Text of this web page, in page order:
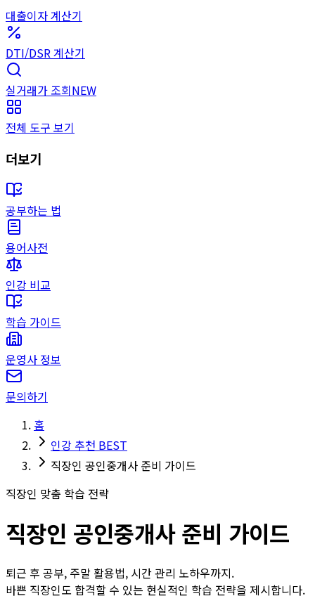
대출이자 계산기
DTI/DSR 계산기
실거래가 조회NEW
전체 도구 보기
더보기
공부하는 법
용어사전
인강 비교
학습 가이드
운영사 정보
문의하기
홈
인강 추천 BEST
직장인 공인중개사 준비 가이드
직장인 맞춤 학습 전략
직장인 공인중개사 준비 가이드
퇴근 후 공부, 주말 활용법, 시간 관리 노하우까지.
바쁜 직장인도 합격할 수 있는 현실적인 학습 전략을 제시합니다.